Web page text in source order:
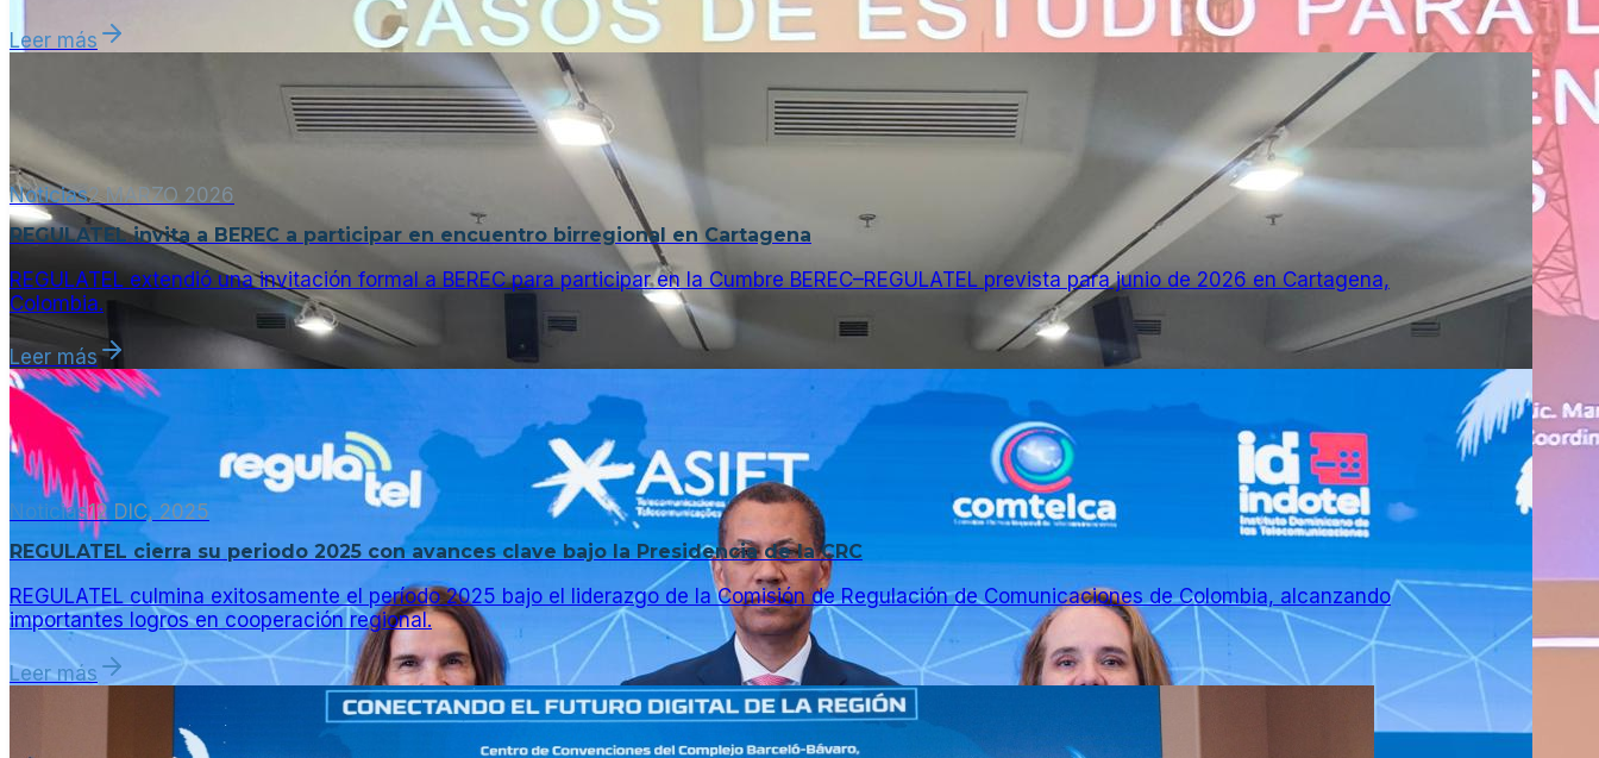
Leer más
Noticias2 MARZO 2026
REGULATEL invita a BEREC a participar en encuentro birregional en Cartagena
REGULATEL extendió una invitación formal a BEREC para participar en la Cumbre BEREC–REGULATEL prevista para junio de 2026 en Cartagena,
Colombia.
Leer más
Noticias12 DIC, 2025
REGULATEL cierra su periodo 2025 con avances clave bajo la Presidencia de la CRC
REGULATEL culmina exitosamente el período 2025 bajo el liderazgo de la Comisión de Regulación de Comunicaciones de Colombia, alcanzando
importantes logros en cooperación regional.
Leer más